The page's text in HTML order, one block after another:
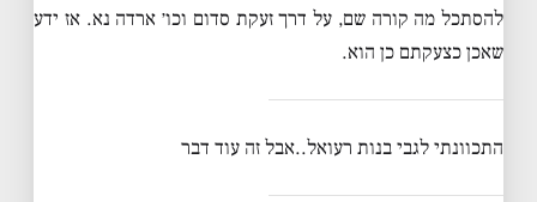
להסתכל מה קורה שם, על דרך זעקת סדום וכו׳ ארדה נא. אז ידע
שאכן כצעקתם כן הוא.
התכוונתי לגבי בנות רעואל..אבל זה עוד דבר